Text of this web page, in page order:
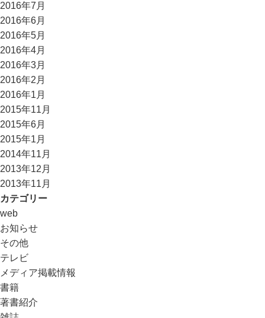
2016年7月
2016年6月
2016年5月
2016年4月
2016年3月
2016年2月
2016年1月
2015年11月
2015年6月
2015年1月
2014年11月
2013年12月
2013年11月
カテゴリー
web
お知らせ
その他
テレビ
メディア掲載情報
書籍
著書紹介